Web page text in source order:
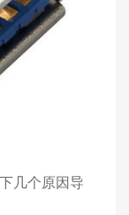
几个原因导